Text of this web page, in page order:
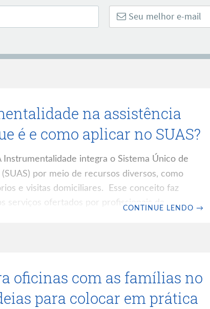
na assistência
é e como aplicar no SUAS?
Instrumentalidade integra o Sistema Único de
por meio de recursos diversos, como
e visitas domiciliares. Esse conceito faz
serviços ofertados por profissionais da
ação automática e uma intervenção
compreensão sobre
CONTINUE LENDO →
oficinas com as famílias no
para colocar em prática